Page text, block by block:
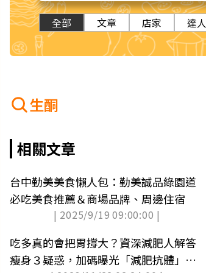
全部 文章 店家 達人
生酮
相關文章
台中勤美美食懶人包：勤美誠品綠園道
必吃美食推薦＆商場品牌、周邊住宿
| 2025/9/19 09:00:00 |
吃多真的會把胃撐大？資深減肥人解答
瘦身３疑惑，加碼曝光「減肥抗體」真